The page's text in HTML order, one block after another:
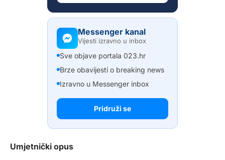
Messenger kanal
Vijesti izravno u inbox
Sve objave portala 023.hr
Brze obavijesti o breaking news
Izravno u Messenger inbox
Pridruži se
Umjetnički opus